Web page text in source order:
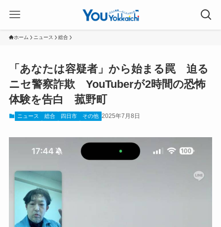
ホーム ニュース 総合
「あなたは容疑者」から始まる罠 迫る
ニセ警察詐欺 YouTuberが2時間の恐怖
体験を告白 菰野町
ニュース 総合 四日市 その他 2025年7月8日